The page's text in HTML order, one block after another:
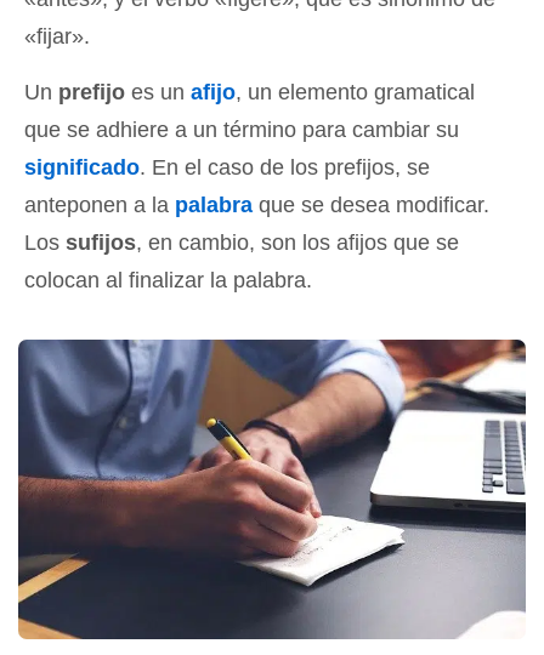
«fijar».
Un prefijo es un afijo, un elemento gramatical
que se adhiere a un término para cambiar su
significado. En el caso de los prefijos, se
anteponen a la palabra que se desea modificar.
Los sufijos, en cambio, son los afijos que se
colocan al finalizar la palabra.